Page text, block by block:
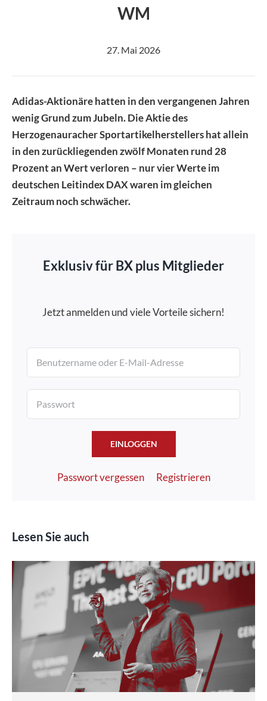
WM
27. Mai 2026
Adidas-Aktionäre hatten in den vergangenen Jahren
wenig Grund zum Jubeln. Die Aktie des
Herzogenauracher Sportartikelherstellers hat allein
in den zurückliegenden zwölf Monaten rund 28
Prozent an Wert verloren – nur vier Werte im
deutschen Leitindex DAX waren im gleichen
Zeitraum noch schwächer.
Exklusiv für BX plus Mitglieder
Jetzt anmelden und viele Vorteile sichern!
EINLOGGEN
Passwort vergessen Registrieren
Lesen Sie auch